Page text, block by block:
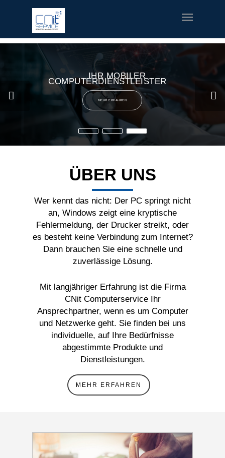
fred meyer gift card
fusion coupons build a bear printable coupon 10
rush music
special welcome coupon
IHR MOBILER
COMPUTERDIENSTLEISTER
MEHR ERFAHREN
ÜBER UNS
Wer kennt das nicht: Der PC springt nicht
an, Windows zeigt eine kryptische
Fehlermeldung, der Drucker streikt, oder
es besteht keine Verbindung zum Internet?
Dann brauchen Sie eine schnelle und
zuverlässige Lösung.
Mit langjähriger Erfahrung ist die Firma
CNit Computerservice Ihr
Ansprechpartner, wenn es um Computer
und Netzwerke geht. Sie finden bei uns
individuelle, auf Ihre Bedürfnisse
abgestimmte Produkte und
Dienstleistungen.
MEHR ERFAHREN